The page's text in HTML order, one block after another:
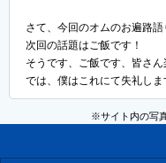
さて、今回のオムのお遍路語
次回の話題はご飯です！
そうです、ご飯です、皆さん
では、僕はこれにて失礼しま
※サイト内の写